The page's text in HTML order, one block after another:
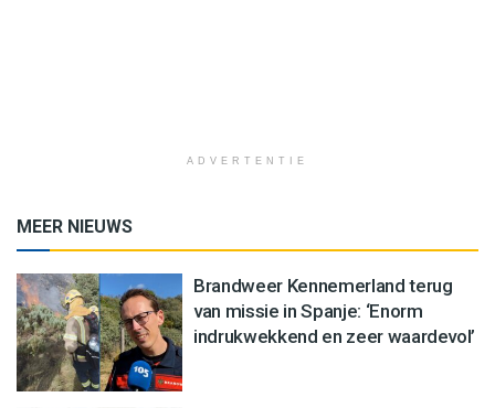
ADVERTENTIE
MEER NIEUWS
Brandweer Kennemerland terug
van missie in Spanje: ‘Enorm
indrukwekkend en zeer waardevol’